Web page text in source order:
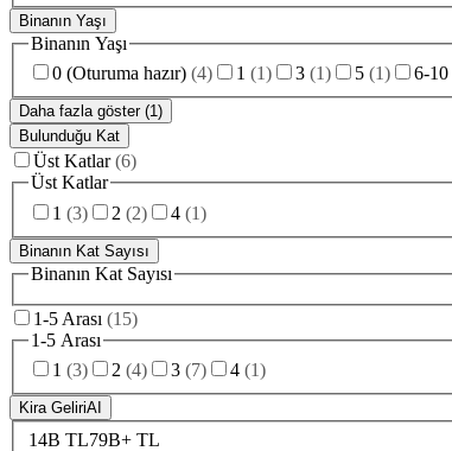
Binanın Yaşı
Binanın Yaşı
0 (Oturuma hazır) (4) 1 (1) 3 (1) 5 (1) 6-10
Daha fazla göster (1)
Bulunduğu Kat
Üst Katlar (6)
Üst Katlar
1 (3) 2 (2) 4 (1)
Binanın Kat Sayısı
Binanın Kat Sayısı
1-5 Arası (15)
1-5 Arası
1 (3) 2 (4) 3 (7) 4 (1)
Kira GeliriAI
14B TL79B+ TL